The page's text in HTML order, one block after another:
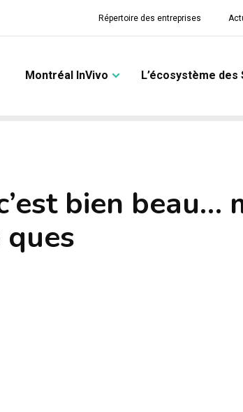
Répertoire des entreprises
Montréal InVivo L’écosystème des
bien beau…